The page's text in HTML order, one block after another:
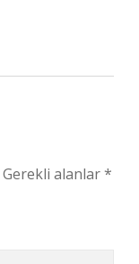
Gerekli alanlar*